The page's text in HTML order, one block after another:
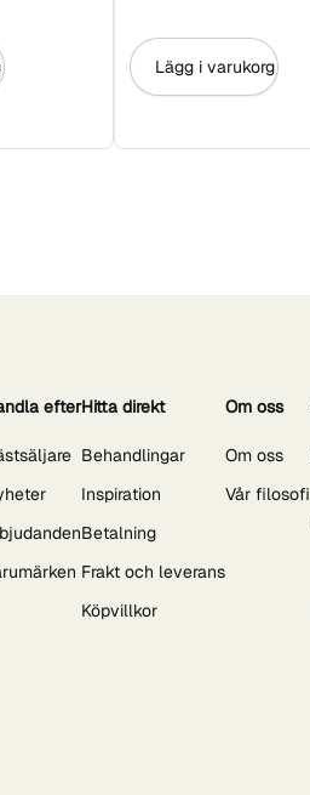
Lägg i varukorg
efterHitta direkt
Behandlingar
Inspiration
Betalning
Frakt och leverans
Köpvillkor
Om oss
Om oss
Vår filosofi